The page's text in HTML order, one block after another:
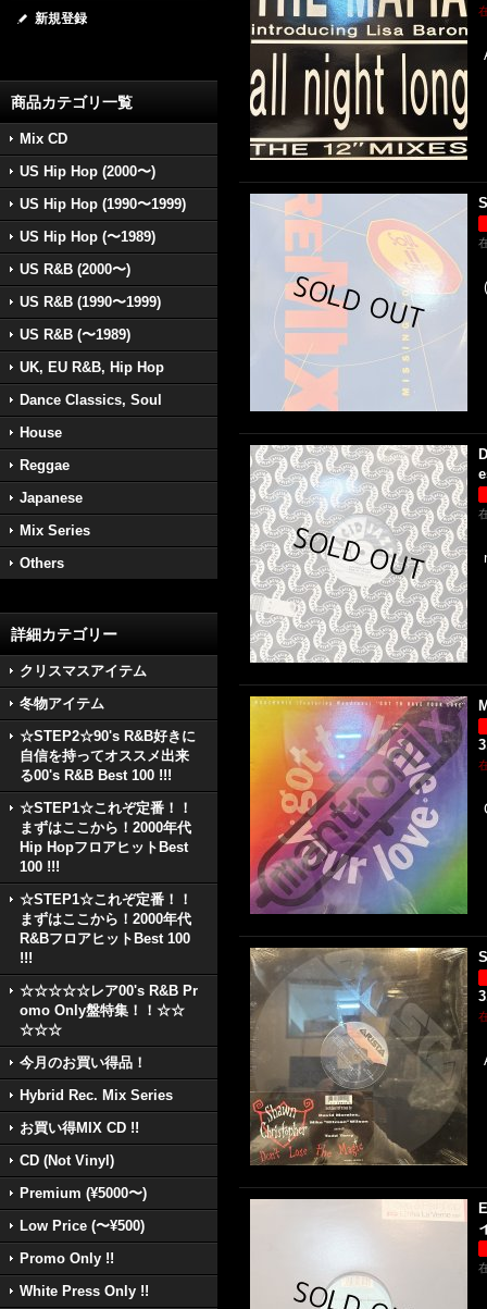
新規登録
商品カテゴリ一覧
Mix CD
US Hip Hop (2000〜)
US Hip Hop (1990〜1999)
US Hip Hop (〜1989)
US R&B (2000〜)
US R&B (1990〜1999)
US R&B (〜1989)
UK, EU R&B, Hip Hop
Dance Classics, Soul
House
Reggae
Japanese
Mix Series
Others
詳細カテゴリー
クリスマスアイテム
冬物アイテム
☆STEP2☆90's R&B好きに
自信を持ってオススメ出来
る00's R&B Best 100 !!!
☆STEP1☆これぞ定番！！
まずはここから！2000年代
Hip HopフロアヒットBest
100 !!!
☆STEP1☆これぞ定番！！
まずはここから！2000年代
R&BフロアヒットBest 100
!!!
☆☆☆☆☆レア00's R&B Pr
omo Only盤特集！！☆☆
☆☆☆
今月のお買い得品！
Hybrid Rec. Mix Series
お買い得MIX CD !!
CD (Not Vinyl)
Premium (¥5000〜)
Low Price (〜¥500)
Promo Only !!
White Press Only !!